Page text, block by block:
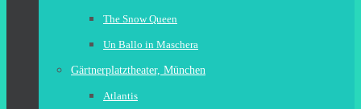
The Snow Queen
Un Ballo in Maschera
Gärtnerplatztheater, München
Atlantis